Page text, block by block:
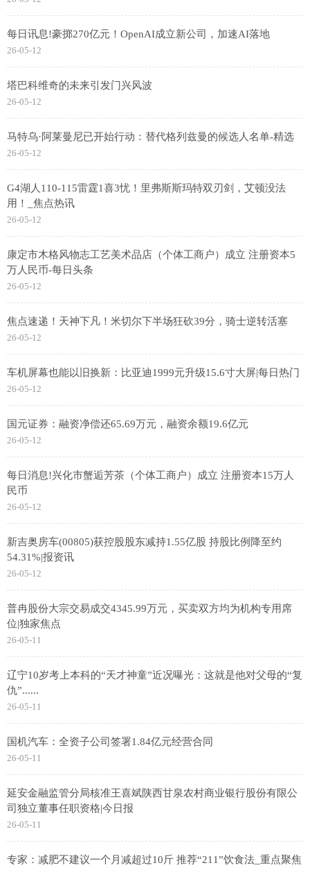
每日讯息!豪掷270亿元！OpenAI成立新公司，加速AI落地
26-05-12
塔巴科维奇的未来引发门兴风波
26-05-12
马特乌·阿莱曼尼已开始行动：替代格列兹曼的候选人名单-精选
26-05-12
G4湖人110-115雷霆1喜3忧！里弗斯斯玛特双刃剑，艾顿没法
用！_焦点热讯
26-05-12
康定市木格风物志工艺美术品店（个体工商户）成立 注册资本5
万人民币-每日头条
26-05-12
焦点速递！天神下凡！米切尔下半场狂砍39分，骑士逆转活塞
26-05-12
车机屏幕也能以旧换新：比亚迪1999元升级15.6寸大屏|每日热门
26-05-12
国元证券：融资净偿还65.69万元，融资余额19.6亿元
26-05-12
每日消息!兴化市蟹逅芳茶（个体工商户）成立 注册资本15万人
民币
26-05-12
新吉奥房车(00805)获控股股东减持1.55亿股 持股比例降至约
54.31%|报资讯
26-05-12
普冉股份大宗交易成交4345.99万元，买卖双方均为机构专用席
位|独家焦点
26-05-11
辽宁10岁考上本科的“天才神童”近况曝光：这就是他对父母的“复
仇”......
26-05-11
国机汽车：全资子公司签署1.84亿元经营合同
26-05-11
延安金融监管分局核准王喜斌陕西甘泉农村商业银行股份有限公
司独立董事任职资格|今日报
26-05-11
专家：减肥不建议一个月减超过10斤 推荐“211”饮食法_重点聚焦